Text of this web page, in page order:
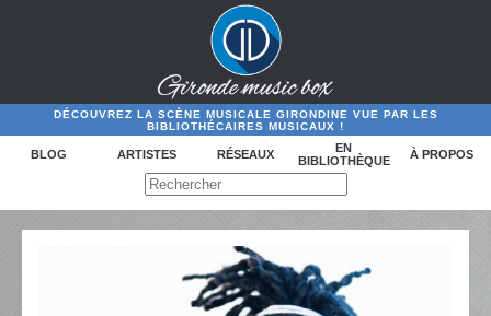
DÉCOUVREZ LA SCÈNE MUSICALE GIRONDINE VUE PAR LES
BIBLIOTHÉCAIRES MUSICAUX !
BLOG ARTISTES RÉSEAUX
EN
BIBLIOTHÈQUE
À PROPOS